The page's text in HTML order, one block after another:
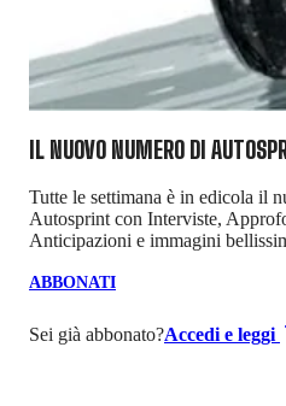
IL NUOVO NUMERO DI
Tutte le settimana è in edicola il
Autosprint con Interviste,
Anticipazioni e immagini
ABBONATI
Sei già abbonato?Accedi e leggi